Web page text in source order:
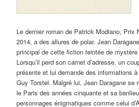
Le dernier roman de Patrick Modiano, Prix
2014, a des allures de polar. Jean
principal de cette fiction teintée de
Lorsqu’il perd son carnet d’adresse, un
présente et lui demande des informations à
Guy Torstel. Malgré lui, Jean Daragane se
le Paris des années cinquante et sa
personnages énigmatiques comme celui